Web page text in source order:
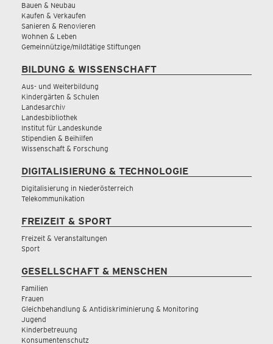
Bauen & Neubau
Kaufen & Verkaufen
Sanieren & Renovieren
Wohnen & Leben
Gemeinnützige/mildtätige Stiftungen
BILDUNG & WISSENSCHAFT
Aus- und Weiterbildung
Kindergärten & Schulen
Landesarchiv
Landesbibliothek
Institut für Landeskunde
Stipendien & Beihilfen
Wissenschaft & Forschung
DIGITALISIERUNG & TECHNOLOGIE
Digitalisierung in Niederösterreich
Telekommunikation
FREIZEIT & SPORT
Freizeit & Veranstaltungen
Sport
GESELLSCHAFT & MENSCHEN
Familien
Frauen
Gleichbehandlung & Antidiskriminierung & Monitoring
Jugend
Kinderbetreuung
Konsumentenschutz